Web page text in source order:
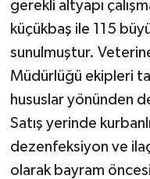
gerekli altyapı
küçükbaş ile 115
sunulmuştur.
Müdürlüğü ekipleri
hususlar yönünden
Satış yerinde
dezenfeksiyon ve
olarak bayram